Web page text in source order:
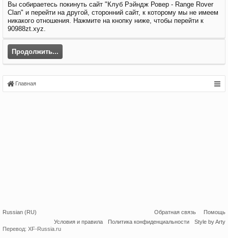
Вы собираетесь покинуть сайт "Клуб Рэйндж Ровер - Range Rover
Clan" и перейти на другой, сторонний сайт, к которому мы не имеем
никакого отношения. Нажмите на кнопку ниже, чтобы перейти к
90988zt.xyz.
Продолжить...
Главная
Russian (RU) Обратная связь
Помощь
Условия и правила
Политика конфиденциальности
Style by Arty
Перевод: XF-Russia.ru